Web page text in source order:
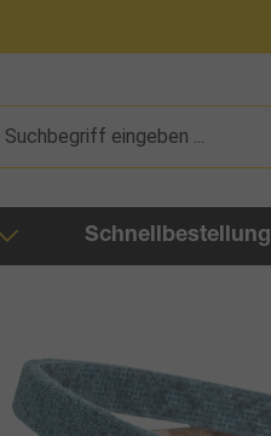
Schnellbestellung